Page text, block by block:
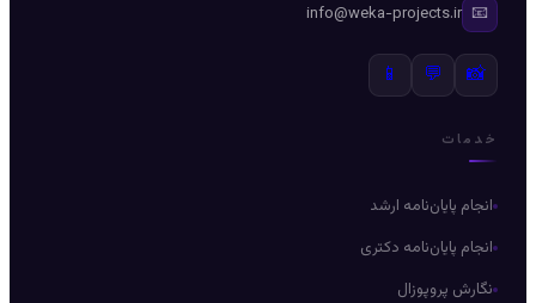
📧
info@weka-projects.ir
📸
💬
📱
خدمات
انجام پایان‌نامه ارشد
انجام پایان‌نامه دکتری
نگارش پروپوزال